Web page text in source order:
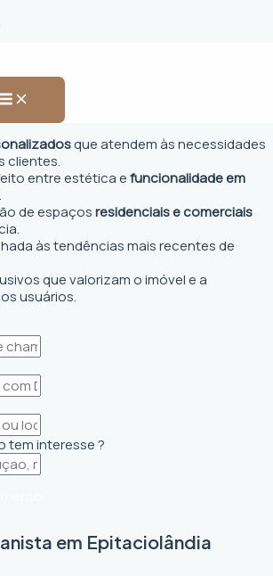
Urbanista em
que atendem às necessidades
clientes.
entre estética efuncionalidade em
.
de espaçosresidenciais e comerciais
às tendências mais recentes de
que valorizam o imóvel e a
usuários.
tem interesse ?
em Epitaciolândia